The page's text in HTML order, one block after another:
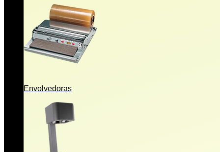
Envolvedoras